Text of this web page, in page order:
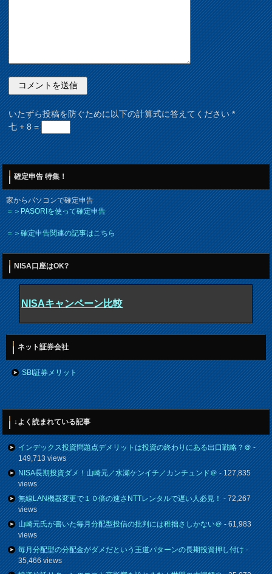
いたずら投稿を防ぐために以下の計算式に答えてください*
七 + 8 =
確定申告 特集！
家からパソコンで確定申告
＝＞PASORIを使って確定申告
＝＞確定申告関連の記事はこちら
NISA口座はOK?
NISAキャンペーン比較
ネット証券会社
SBI証券メリット
↓よく読まれている記事
インデックス投資問題点デメリットは投資の終わりにある出口戦略？＠-
149,713 views
NISA長期投資ダメ！山崎元／水瀬ケンイチ／カンチュンド＠- 127,835
views
無線LAN機器変更で１０倍の速さNTTレンタルで遅い人必見！- 72,267
views
山崎元氏が書いた毎月分配型投信の批判には稚拙さしかない＠- 61,983
views
毎月分配型の分配金がダメだという王道パターンの長期投資押し付け-
35,466 views